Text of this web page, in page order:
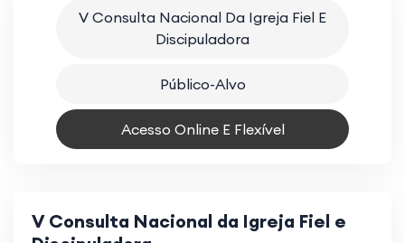
V Consulta Nacional Da Igreja Fiel E
Discipuladora
Público-Alvo
Acesso Online E Flexível
V Consulta Nacional da Igreja Fiel e